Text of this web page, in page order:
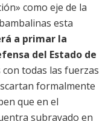
como eje de la
esta
a primar la
del Estado de
todas las fuerzas
formalmente
que en el
subrayado en